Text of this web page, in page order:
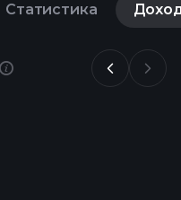
Статистика